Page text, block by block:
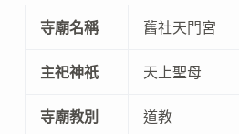
寺廟名稱 舊社天門宮
主祀神祇 天上聖母
寺廟教別 道教